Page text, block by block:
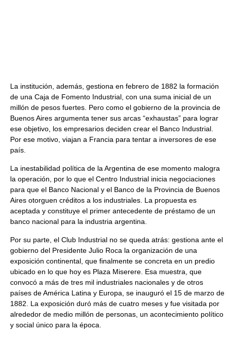
La institución, además, gestiona en febrero de 1882 la formación
de una Caja de Fomento Industrial, con una suma inicial de un
millón de pesos fuertes. Pero como el gobierno de la provincia de
Buenos Aires argumenta tener sus arcas “exhaustas” para lograr
ese objetivo, los empresarios deciden crear el Banco Industrial.
Por ese motivo, viajan a Francia para tentar a inversores de ese
país.
La inestabilidad política de la Argentina de ese momento malogra
la operación, por lo que el Centro Industrial inicia negociaciones
para que el Banco Nacional y el Banco de la Provincia de Buenos
Aires otorguen créditos a los industriales. La propuesta es
aceptada y constituye el primer antecedente de préstamo de un
banco nacional para la industria argentina.
Por su parte, el Club Industrial no se queda atrás: gestiona ante el
gobierno del Presidente Julio Roca la organización de una
exposición continental, que finalmente se concreta en un predio
ubicado en lo que hoy es Plaza Miserere. Esa muestra, que
convocó a más de tres mil industriales nacionales y de otros
países de América Latina y Europa, se inauguró el 15 de marzo de
1882. La exposición duró más de cuatro meses y fue visitada por
alrededor de medio millón de personas, un acontecimiento político
y social único para la época.